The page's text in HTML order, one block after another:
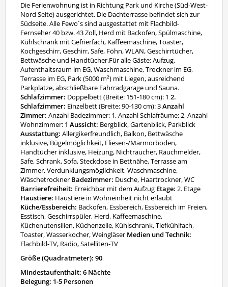
Die Ferienwohnung ist in Richtung Park und Kirche (Süd-West-
Nord Seite) ausgerichtet. Die Dachterrasse befindet sich zur
Südseite. Alle Fewo´s sind ausgestattet mit Flachbild-
Fernseher 40 bzw. 43 Zoll, Herd mit Backofen, Spülmaschine,
Kühlschrank mit Gefrierfach, Kaffeemaschine, Toaster,
Kochgeschirr, Geschirr, Safe, Föhn, WLAN, Geschirrtücher,
Bettwäsche und Handtücher.Für alle Gäste: Aufzug,
Aufenthaltsraum im EG, Waschmaschine, Trockner im EG,
Terrasse im EG, Park (5000 m²) mit Liegen, ausreichend
Parkplätze, abschließbare Fahrradgarage und Sauna.
Schlafzimmer: Doppelbett (Breite: 151-180 cm): 1 2.
Schlafzimmer: Einzelbett (Breite: 90-130 cm): 3Anzahl
Zimmer: Anzahl Badezimmer: 1, Anzahl Schlafräume: 2, Anzahl
Wohnzimmer: 1 Aussicht: Bergblick, Gartenblick, Parkblick
Ausstattung: Allergikerfreundlich, Balkon, Bettwäsche
inklusive, Bügelmöglichkeit, Fliesen-/Marmorboden,
Handtücher inklusive, Heizung, Nichtraucher, Rauchmelder,
Safe, Schrank, Sofa, Steckdose in Bettnähe, Terrasse am
Zimmer, Verdunklungsmöglichkeit, Waschmaschine,
Wäschetrockner Badezimmer: Dusche, Haartrockner, WC
Barrierefreiheit: Erreichbar mit dem Aufzug Etage: 2. Etage
Haustiere: Haustiere in Wohneinheit nicht erlaubt
Küche/Essbereich: Backofen, Essbereich, Essbereich im Freien,
Esstisch, Geschirrspüler, Herd, Kaffeemaschine,
Küchenutensilien, Küchenzeile, Kühlschrank, Tiefkühlfach,
Toaster, Wasserkocher, Weingläser Medien und Technik:
Flachbild-TV, Radio, Satelliten-TV
Größe (Quadratmeter): 90
Mindestaufenthalt: 6 Nächte
Belegung: 1-5 Personen